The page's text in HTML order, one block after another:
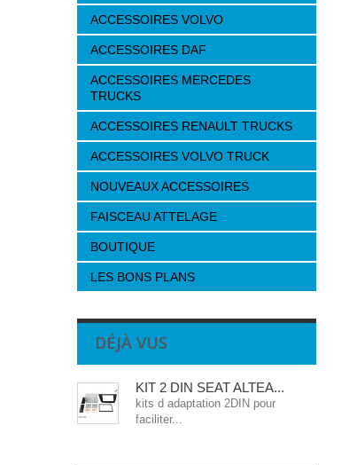
ACCESSOIRES VOLVO
ACCESSOIRES DAF
ACCESSOIRES MERCEDES
TRUCKS
ACCESSOIRES RENAULT TRUCKS
ACCESSOIRES VOLVO TRUCK
NOUVEAUX ACCESSOIRES
FAISCEAU ATTELAGE
BOUTIQUE
LES BONS PLANS
DÉJÀ VUS
KIT 2 DIN SEAT ALTEA...
kits d adaptation 2DIN pour
faciliter...